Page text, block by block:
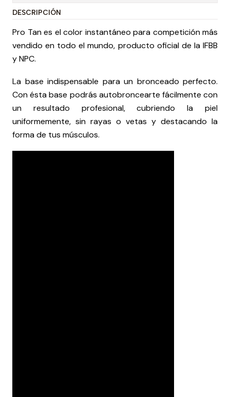
DESCRIPCIÓN
Pro Tan es el color instantáneo para competición más
vendido en todo el mundo, producto oficial de la IFBB
y NPC.
La base indispensable para un bronceado perfecto.
Con ésta base podrás autobroncearte fácilmente con
un resultado profesional, cubriendo la piel
uniformemente, sin rayas o vetas y destacando la
forma de tus músculos.